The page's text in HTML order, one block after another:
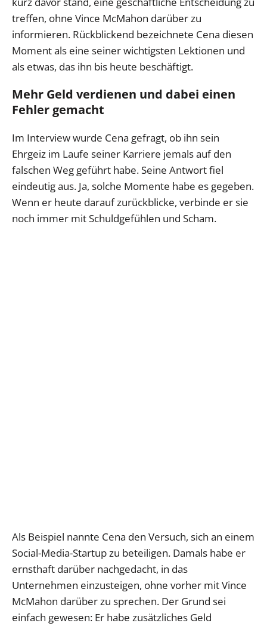
treffen, ohne Vince McMahon darüber zu
informieren. Rückblickend bezeichnete Cena diesen
Moment als eine seiner wichtigsten Lektionen und
als etwas, das ihn bis heute beschäftigt.
Mehr Geld verdienen und dabei einen
Fehler gemacht
Im Interview wurde Cena gefragt, ob ihn sein
Ehrgeiz im Laufe seiner Karriere jemals auf den
falschen Weg geführt habe. Seine Antwort fiel
eindeutig aus. Ja, solche Momente habe es gegeben.
Wenn er heute darauf zurückblicke, verbinde er sie
noch immer mit Schuldgefühlen und Scham.
Als Beispiel nannte Cena den Versuch, sich an einem
Social-Media-Startup zu beteiligen. Damals habe er
ernsthaft darüber nachgedacht, in das
Unternehmen einzusteigen, ohne vorher mit Vince
McMahon darüber zu sprechen. Der Grund sei
einfach gewesen: Er habe zusätzliches Geld